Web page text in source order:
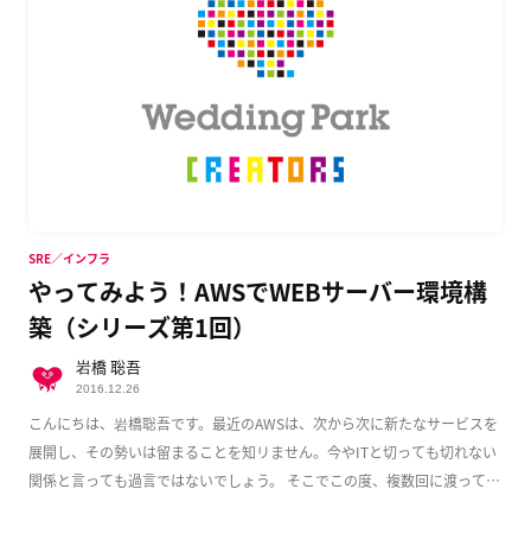
やってみよう！AWSでWEBサーバー環境構
築（シリーズ第1回）
こんにちは、岩橋聡吾です。最近のAWSは、次から次に新たなサービスを
展開し、その勢いは留まることを知リません。今やITと切っても切れない
関係と言っても過言ではないでしょう。 そこでこの度、複数回に渡って
SRE／インフラ
岩橋 聡吾
2016.12.26